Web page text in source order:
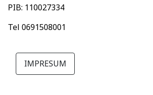
PIB: 110027334
Tel 0691508001
IMPRESUM